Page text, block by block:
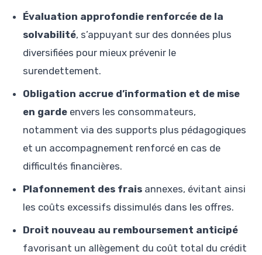
Évaluation approfondie renforcée de la
solvabilité, s’appuyant sur des données plus
diversifiées pour mieux prévenir le
surendettement.
Obligation accrue d’information et de mise
en garde envers les consommateurs,
notamment via des supports plus pédagogiques
et un accompagnement renforcé en cas de
difficultés financières.
Plafonnement des frais annexes, évitant ainsi
les coûts excessifs dissimulés dans les offres.
Droit nouveau au remboursement anticipé
favorisant un allègement du coût total du crédit